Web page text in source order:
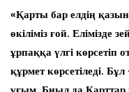
«Қарты бар елдің
өкіліміз ғой. Елімізде
ұрпаққа үлгі көрсетіп
құрмет көрсетіледі.